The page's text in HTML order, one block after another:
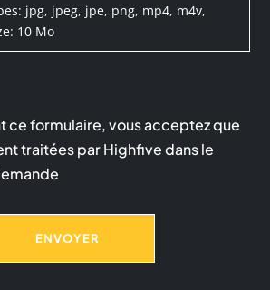
jpg, jpeg, jpe, png, mp4, m4v,
10 Mo
ce formulaire, vous acceptez que
traitées par Highfive dans le
ENVOYER